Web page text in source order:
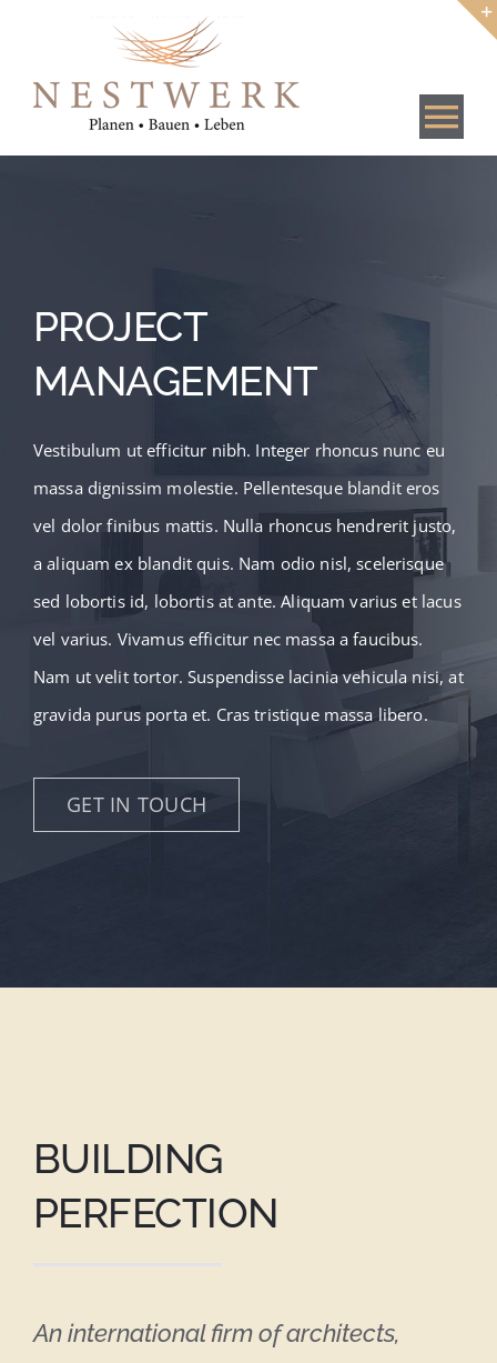
springen
Baustoffe
PROJECT
MANAGEMENT
Vestibulum ut efficitur nibh. Integer rhoncus nunc eu
massa dignissim molestie. Pellentesque blandit eros
vel dolor finibus mattis. Nulla rhoncus hendrerit justo,
a aliquam ex blandit quis. Nam odio nisl, scelerisque
sed lobortis id, lobortis at ante. Aliquam varius et lacus
vel varius. Vivamus efficitur nec massa a faucibus.
Nam ut velit tortor. Suspendisse lacinia vehicula nisi, at
gravida purus porta et. Cras tristique massa libero.
GET IN TOUCH
BUILDING
PERFECTION
An international firm of architects,